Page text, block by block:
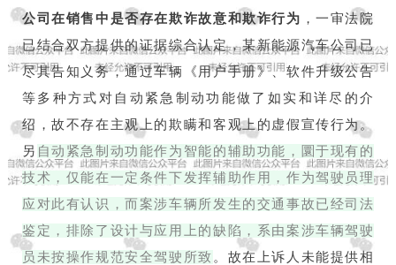
公司在销售中是否存在欺诈故意和欺诈行为 ，一审法院
已结合双方提供的证据综合认定，某新能源汽车公司已
尽其告知义务，通过车辆《用户手册》、软件升级公告
等多种方式对自动紧急制动功能做了如实和详尽的介
绍，故不存在主观上的欺瞒和客观上的虚假宣传行为。
另 自动紧急制动功能作为智能的辅助功能，圜于现有的
技术，仅能在一定条件下发挥辅助作用，作为驾驶员理
应对此有认识，而案涉车辆所发生的交通事故已经司法
鉴定，排除了设计与应用上的缺陷，系由案涉车辆驾驶
员未按操作规范安全驾驶所致 。故在上诉人未能提供相